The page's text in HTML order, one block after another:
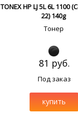
TONEX HP LJ 5L 6L 1100
22) 140g
Тонер
81 руб.
Под заказ
купить